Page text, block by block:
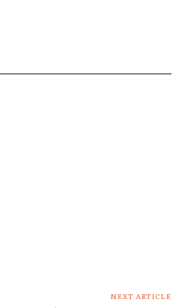
NEXT ARTICLE